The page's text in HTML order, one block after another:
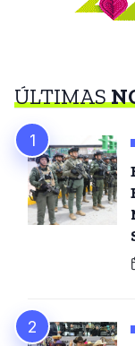
ÚLTIMAS